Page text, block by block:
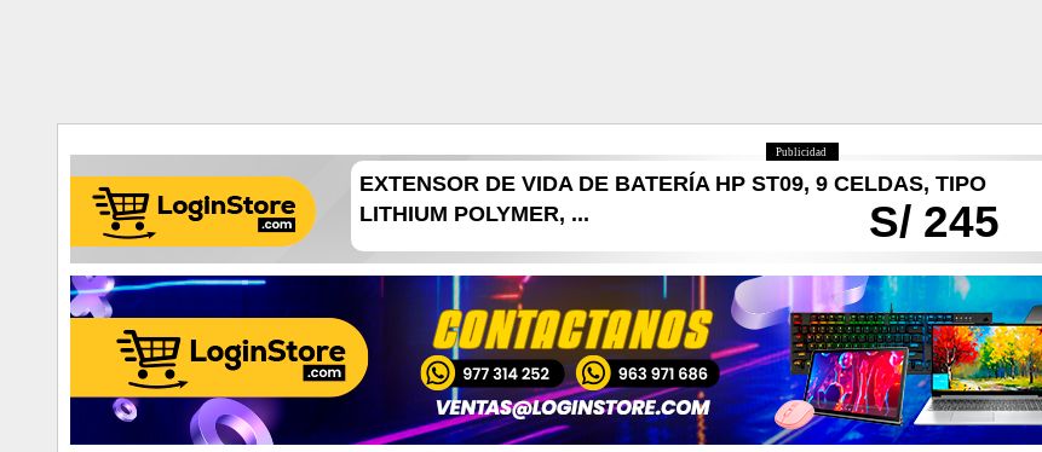
Publicidad
S/ 245
EXTENSOR DE VIDA DE BATERÍA HP ST09, 9 CELDAS, TIPO
LITHIUM POLYMER, ...